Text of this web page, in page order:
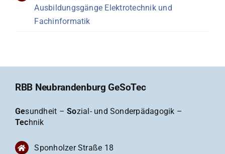
Ausbildungsgänge Elektrotechnik und
Fachinformatik
RBB Neubrandenburg GeSoTec
Gesundheit –Sozial- und Sonderpädagogik –
Technik
Sponholzer Straße 18